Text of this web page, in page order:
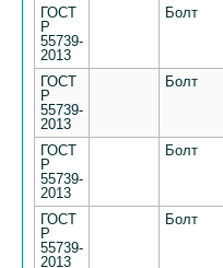
ГОСТ
Р
55739-
2013
Болт
ГОСТ
Р
55739-
2013
Болт
ГОСТ
Р
55739-
2013
Болт
ГОСТ
Р
55739-
2013
Болт